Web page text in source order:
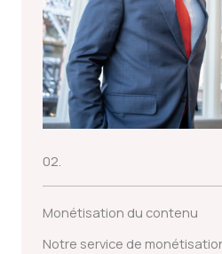
02.
Monétisation du contenu
Notre service de